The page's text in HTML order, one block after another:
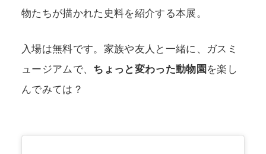
物たちが描かれた史料を紹介する本展。
入場は無料です。家族や友人と一緒に、ガスミ
ュージアムで、 ちょっと変わった動物園 を楽し
んでみては？